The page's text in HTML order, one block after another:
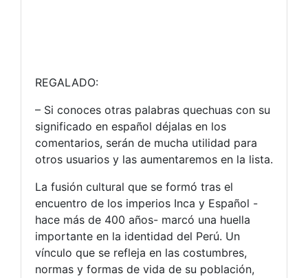
REGALADO:
– Si conoces otras palabras quechuas con su
significado en español déjalas en los
comentarios, serán de mucha utilidad para
otros usuarios y las aumentaremos en la lista.
La fusión cultural que se formó tras el
encuentro de los imperios Inca y Español -
hace más de 400 años- marcó una huella
importante en la identidad del Perú. Un
vínculo que se refleja en las costumbres,
normas y formas de vida de su población,